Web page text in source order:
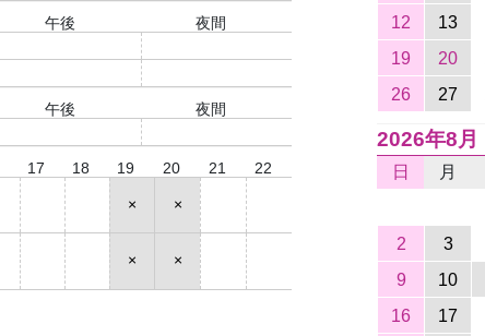
午後 夜間
午後
夜間
17 18 19 20 21
22
× ×
× ×
12
13
19
20
26
27
2026年8月
日 月
2
3
9
10
16
17